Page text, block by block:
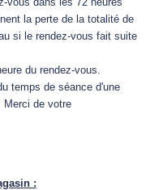
la perte de la totalité de
si le rendez-vous fait suite
du rendez-vous.
temps de séance d'une
Merci de votre
: